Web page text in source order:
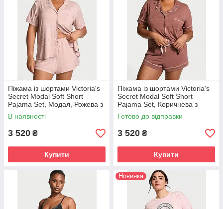
Піжама із шортами Victoria's
Secret Modal Soft Short
Pajama Set, Модал, Рожева з
сердечками
В наявності
3 520 ₴
Купити
Піжама із шортами Victoria's
Secret Modal Soft Short
Pajama Set, Коричнева з
люрексом
Готово до відправки
3 520 ₴
Купити
Новинка